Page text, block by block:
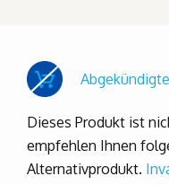
Dieses Produkt ist
empfehlen Ihnen
Alternativprodukt.